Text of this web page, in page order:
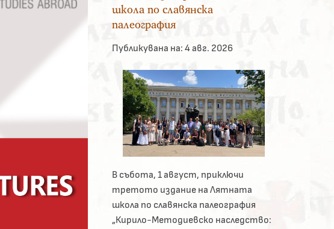
школа по славянска
палеография
Публикувана на: 4 авг. 2026
В събота, 1 август, приключи
третото издание на Лятната
школа по славянска палеография
„Кирило-Методиевско наследство: